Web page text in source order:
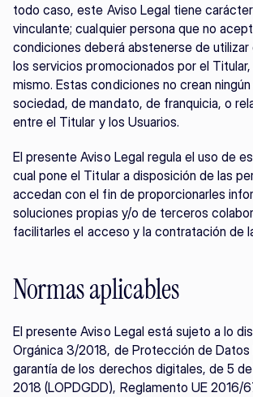
todo caso, este Aviso Legal tiene
vinculante; cualquier persona que no
condiciones deberá abstenerse de utilizar
los servicios promocionados por el
mismo. Estas condiciones no crean
sociedad, de mandato, de franquicia, o
entre el Titular y los Usuarios.
El presente Aviso Legal regula el uso de
cual pone el Titular a disposición de las
accedan con el fin de proporcionarles
soluciones propias y/o de terceros
facilitarles el acceso y la contratación de
Normas aplicables
El presente Aviso Legal está sujeto a lo
Orgánica 3/2018, de Protección de Datos
garantía de los derechos digitales, de 5
2018 (LOPDGDD), Reglamento UE 2016/